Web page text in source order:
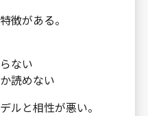
徴がある。
ない
読めない
ルと相性が悪い。